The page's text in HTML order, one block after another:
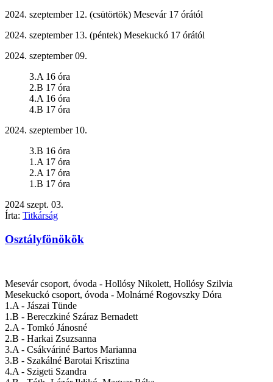
2024. szeptember 12. (csütörtök) Mesevár 17 órától
2024. szeptember 13. (péntek) Mesekuckó 17 órától
2024. szeptember 09.
3.A 16 óra
2.B 17 óra
4.A 16 óra
4.B 17 óra
2024. szeptember 10.
3.B 16 óra
1.A 17 óra
2.A 17 óra
1.B 17 óra
2024 szept. 03.
Írta: Titkárság
Osztályfönökök
Mesevár csoport, óvoda - Hollósy Nikolett, Hollósy Szilvia
Mesekuckó csoport, óvoda - Molnárné Rogovszky Dóra
1.A - Jászai Tünde
1.B - Bereczkiné Száraz Bernadett
2.A - Tomkó Jánosné
2.B - Harkai Zsuzsanna
3.A - Csákváriné Bartos Marianna
3.B - Szakálné Barotai Krisztina
4.A - Szigeti Szandra